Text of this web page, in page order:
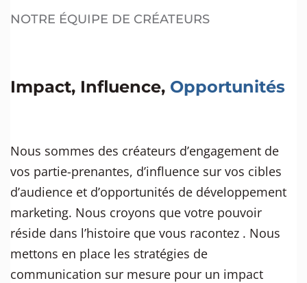
NOTRE ÉQUIPE DE CRÉATEURS
Impact, Influence, Opportunités
Nous sommes des créateurs d’engagement de
vos partie-prenantes, d’influence sur vos cibles
d’audience et d’opportunités de développement
marketing. Nous croyons que votre pouvoir
réside dans l’histoire que vous racontez . Nous
mettons en place les stratégies de
communication sur mesure pour un impact